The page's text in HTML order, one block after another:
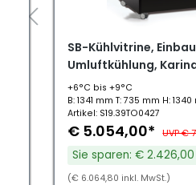
SB-Kühlvitrine,
Umluftkühlung,
+6°C bis +9°C
B: 1341 mm T: 735 mm H:
Artikel: S19.39TO0427
€ 5.054,00* UVP €
Sie sparen: € 2.426,00
(€ 6.064,80 inkl. MwSt.)